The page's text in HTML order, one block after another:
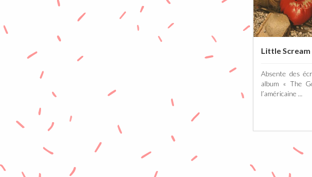
Little Scream
Absente des
album « The
l’américaine ...